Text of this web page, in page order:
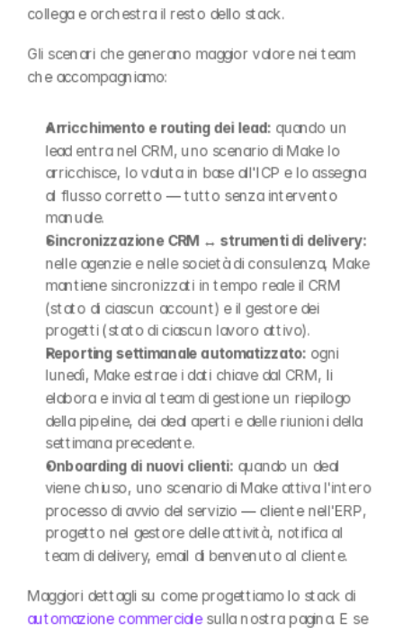
collega e orchestra il resto dello stack.
Gli scenari che generano maggior valore nei team
che accompagniamo:
Arricchimento e routing dei lead: quando un
lead entra nel CRM, uno scenario di Make lo
arricchisce, lo valuta in base all'ICP e lo assegna
al flusso corretto — tutto senza intervento
manuale.
Sincronizzazione CRM ↔ strumenti di delivery:
nelle agenzie e nelle società di consulenza, Make
mantiene sincronizzati in tempo reale il CRM
(stato di ciascun account) e il gestore dei
progetti (stato di ciascun lavoro attivo).
Reporting settimanale automatizzato: ogni
lunedì, Make estrae i dati chiave dal CRM, li
elabora e invia al team di gestione un riepilogo
della pipeline, dei deal aperti e delle riunioni della
settimana precedente.
Onboarding di nuovi clienti: quando un deal
viene chiuso, uno scenario di Make attiva l'intero
processo di avvio del servizio — cliente nell'ERP,
progetto nel gestore delle attività, notifica al
team di delivery, email di benvenuto al cliente.
Maggiori dettagli su come progettiamo lo stack di
automazione commerciale sulla nostra pagina. E se